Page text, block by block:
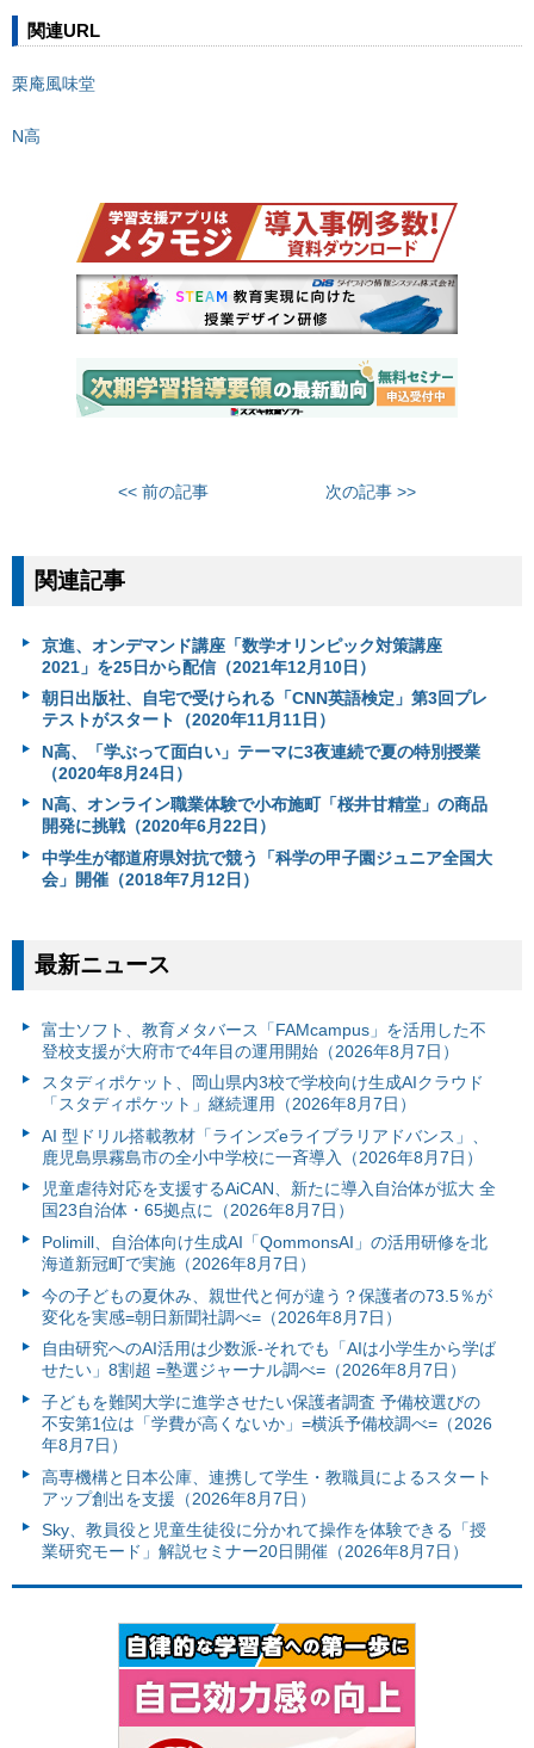
関連URL
栗庵風味堂
N高
<< 前の記事 次の記事 >>
関連記事
京進、オンデマンド講座「数学オリンピック対策講座
2021」を25日から配信（2021年12月10日）
朝日出版社、自宅で受けられる「CNN英語検定」第3回プレ
テストがスタート（2020年11月11日）
N高、「学ぶって面白い」テーマに3夜連続で夏の特別授業
（2020年8月24日）
N高、オンライン職業体験で小布施町「桜井甘精堂」の商品
開発に挑戦（2020年6月22日）
中学生が都道府県対抗で競う「科学の甲子園ジュニア全国大
会」開催（2018年7月12日）
最新ニュース
富⼠ソフト、教育メタバース「FAMcampus」を活用した不
登校支援が大府市で4年目の運用開始（2026年8月7日）
スタディポケット、岡山県内3校で学校向け生成AIクラウド
「スタディポケット」継続運用（2026年8月7日）
AI 型ドリル搭載教材「ラインズeライブラリアドバンス」、
鹿児島県霧島市の全小中学校に一斉導入（2026年8月7日）
児童虐待対応を支援するAiCAN、新たに導入自治体が拡大 全
国23自治体・65拠点に（2026年8月7日）
Polimill、自治体向け生成AI「QommonsAI」の活用研修を北
海道新冠町で実施（2026年8月7日）
今の子どもの夏休み、親世代と何が違う？保護者の73.5％が
変化を実感=朝日新聞社調べ=（2026年8月7日）
自由研究へのAI活用は少数派-それでも「AIは小学生から学ば
せたい」8割超 =塾選ジャーナル調べ=（2026年8月7日）
子どもを難関大学に進学させたい保護者調査 予備校選びの
不安第1位は「学費が高くないか」=横浜予備校調べ=（2026
年8月7日）
高専機構と日本公庫、連携して学生・教職員によるスタート
アップ創出を支援（2026年8月7日）
Sky、教員役と児童生徒役に分かれて操作を体験できる「授
業研究モード」解説セミナー20日開催（2026年8月7日）